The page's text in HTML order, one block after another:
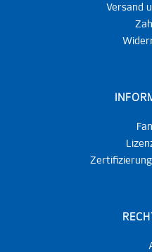
Versand